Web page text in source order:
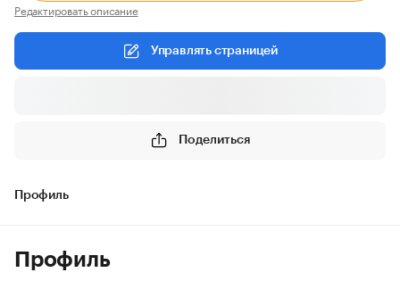
Редактировать описание
Управлять страницей
Поделиться
Профиль
Профиль